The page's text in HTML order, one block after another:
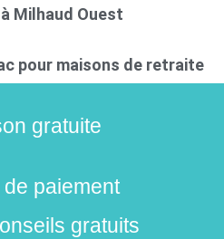
Milhaud Ouest
pour maisons de retraite
gratuite
paiement
gratuits